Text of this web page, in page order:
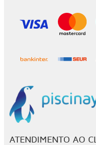
ATENDIMENTO AO